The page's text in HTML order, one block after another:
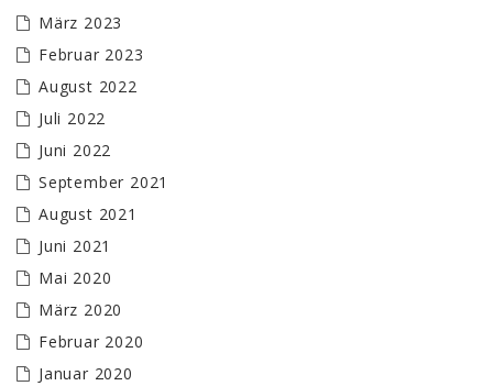
März 2023
Februar 2023
August 2022
Juli 2022
Juni 2022
September 2021
August 2021
Juni 2021
Mai 2020
März 2020
Februar 2020
Januar 2020